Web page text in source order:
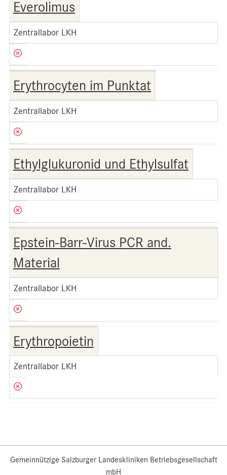
Everolimus
Zentrallabor LKH
Erythrocyten im Punktat
Zentrallabor LKH
Ethylglukuronid und Ethylsulfat
Zentrallabor LKH
Epstein-Barr-Virus PCR and.
Material
Zentrallabor LKH
Erythropoietin
Zentrallabor LKH
Gemeinnützige Salzburger Landeskliniken Betriebsgesellschaft
mbH